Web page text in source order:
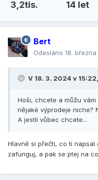
3,2tis. 14 let
Bert
Odesláno 18.
V 18. 3. 2024 v 15:22,
Hoši, chcete a můžu vám
nějaké výprodeje niche?
A jestli vůbec chcete...
Hlavně si přečti, co ti napsal
zafunguj, a pak se ptej na